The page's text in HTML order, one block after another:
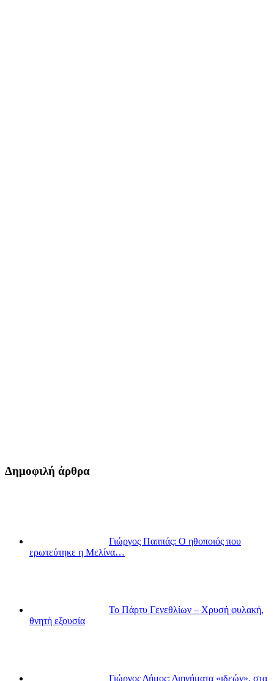
Δημοφιλή άρθρα
Γιώργος Παππάς: Ο ηθοποιός που
ερωτεύτηκε η Μελίνα…
Το Πάρτυ Γενεθλίων – Χρυσή φυλακή,
θνητή εξουσία
Γιώργος Δήμος: Διηγήματα «ιδεών», στα